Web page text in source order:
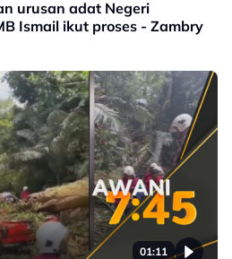
urusan adat Negeri
Ismail ikut proses - Zambry
01:11